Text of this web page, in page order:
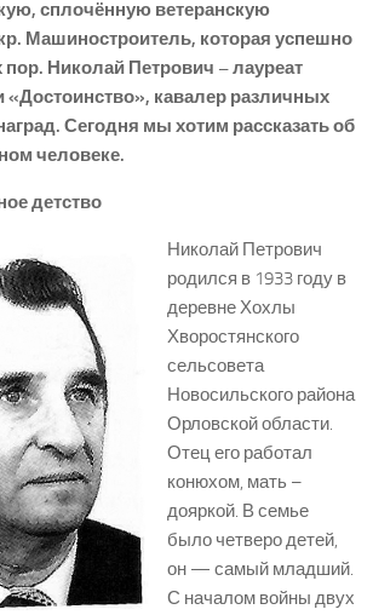
сплочённую ветеранскую
Машиностроитель, которая успешно
пор. Николай Петрович – лауреат
«Достоинство», кавалер различных
Сегодня мы хотим рассказать об
человеке.
детство
Николай Петрович
родился в 1933 году в
деревне Хохлы
Хворостянского
сельсовета
Новосильского района
Орловской области.
Отец его работал
конюхом, мать –
дояркой. В семье
было четверо детей,
он — самый младший.
С началом войны двух